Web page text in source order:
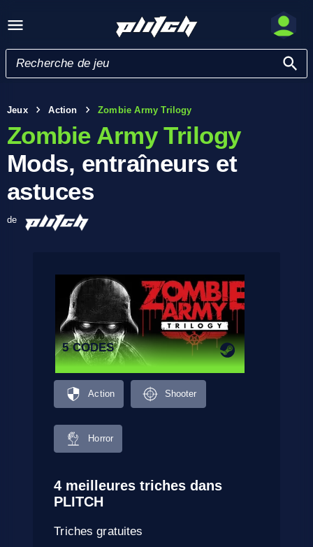
Jeux Action Zombie Army Trilogy
Zombie Army Trilogy
Mods, entraîneurs et
astuces
de
5 CODES
Action Shooter
Horror
4 meilleures triches dans
PLITCH
Triches gratuites